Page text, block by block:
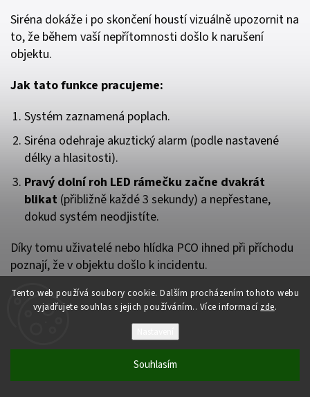
Tento web používá soubory cookie. Dalším procházením tohoto webu
vyjadřujete souhlas s jejich používáním.. Více informací zde.
Souhlasím
Siréna dokáže i po skončení houstí vizuálně upozornit na
to, že během vaší nepřítomnosti došlo k narušení
objektu.
Jak tato funkce pracujeme:
Systém zaznamená poplach.
Siréna odehraje akuztický alarm (podle nastavené
délky a hlasitosti).
Pravý dolní roh LED rámečku začne dvakrát
blikat (přibližně každé 3 sekundy) a nepřestane,
dokud systém neodjistíte.
Díky tomu uživatelé nebo hlídka PCO ihned při příchodu
poznají, že v objektu došlo k incidentu.
Upozornění:Tato signalizace se neaktivuje u
detektorů v režimu 24/7 (trvale aktivní),
systému. Funkci podporují sirény StreetSiren
Jeweller od verze firmwaru